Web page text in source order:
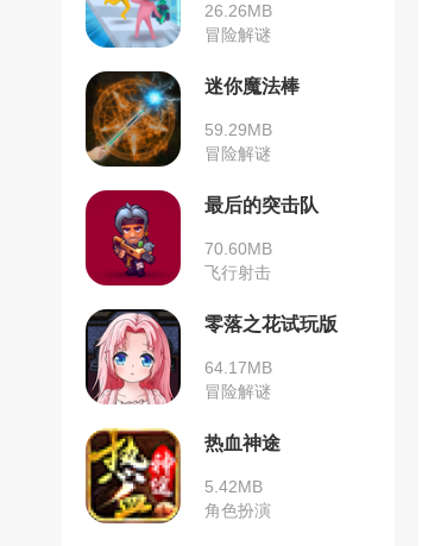
26.26MB
冒险解谜
迷你魔法棒
59.29MB
冒险解谜
最后的突击队
70.60MB
飞行射击
零落之花试玩版
64.17MB
冒险解谜
热血神途
5.42MB
角色扮演